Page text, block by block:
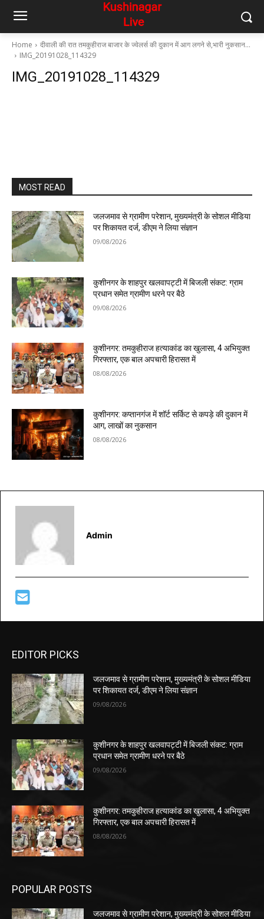
Home
दीवाली की रात तमकुहीराज बाजार के ज्वेलर्स की दुकान में आग लगने से,भारी नुकसान…
IMG_20191028_114329
IMG_20191028_114329
MOST READ
जलजमाव से ग्रामीण परेशान, मुख्यमंत्री के सोशल मीडिया
पर शिकायत दर्ज, डीएम ने लिया संज्ञान
09/08/2026
कुशीनगर के शाहपुर खलवापट्टी में बिजली संकट: ग्राम
प्रधान समेत ग्रामीण धरने पर बैठे
09/08/2026
कुशीनगर: तमकुहीराज हत्याकांड का खुलासा, 4 अभियुक्त
गिरफ्तार, एक बाल अपचारी हिरासत में
08/08/2026
कुशीनगर: कप्तानगंज में शॉर्ट सर्किट से कपड़े की दुकान में
आग, लाखों का नुकसान
08/08/2026
Admin
EDITOR PICKS
जलजमाव से ग्रामीण परेशान, मुख्यमंत्री के सोशल मीडिया
पर शिकायत दर्ज, डीएम ने लिया संज्ञान
09/08/2026
कुशीनगर के शाहपुर खलवापट्टी में बिजली संकट: ग्राम
प्रधान समेत ग्रामीण धरने पर बैठे
09/08/2026
कुशीनगर: तमकुहीराज हत्याकांड का खुलासा, 4 अभियुक्त
गिरफ्तार, एक बाल अपचारी हिरासत में
08/08/2026
POPULAR POSTS
जलजमाव से ग्रामीण परेशान, मुख्यमंत्री के सोशल मीडिया